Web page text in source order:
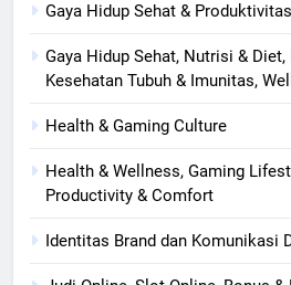
Gaya Hidup Sehat & Produktivitas
Gaya Hidup Sehat, Nutrisi &
Kesehatan Tubuh & Imunitas,
Health & Gaming Culture
Health & Wellness, Gaming
Productivity & Comfort
Identitas Brand dan Komunikasi